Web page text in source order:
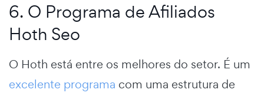
6. O Programa de Afiliados
Hoth Seo
O Hoth está entre os melhores do setor. É um
excelente programa com uma estrutura de